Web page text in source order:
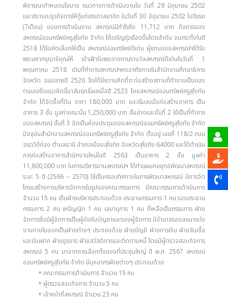
พิจารณากำหนดนโยบาย แนวทางการดำเนินงานใน วันที่ 29 มิถุนายน 2502
และประกอบธุรกิจการให้กู้แก่บรรดาสมาชิก ในวันที่ 30 มิถุนายน 2502 ในปีแรก
(7เดือน) ของการดำเนินงาน สหกรณ์มีกำไรถึง 11,712 บาท กิจการของ
สหกรณ์ออมทรัพย์ครูสุโขทัย จำกัด ได้เจริญรุ่งเรืองขึ้นโดยลำดับ จนกระทั่งในปี
2518 ได้รับคัดเลือกให้เป็น สหกรณ์ออมทรัพย์ดีเด่น ผู้แทนของสหกรณ์ฯได้รับ
พระมหากรุณาธิคุณให้ เข้าเฝ้ารับพระราชทานรางวัลสหกรณ์ดีเด่นในวันที่ 1
พฤษภาคม 2518 เดิมที่ทำการสหกรณ์ฯคงอาศัยภายในสำนักงานศึกษาธิการ
จังหวัด จนปลายปี 2520 จึงได้มีความคิดที่จะก่อสร้างสถานที่ทำงานเป็นของ
ตนเองซึ่งแนวคิดนี้มาสัมฤทธิ์ผลเมื่อปี 2523 โดยสหกรณ์ออมทรัพย์ครูสุโขทัย
จำกัด ได้จัดซื้อที่ดิน ราคา 180,000 บาท และเริ่มลงมือก่อสร้างอาคาร เป็น
อาคาร 3 ชั้น มูลค่าขณะนั้น 1,250,000 บาท ชั้นล่างและชั้นที่ 2 ใช้เป็นที่ทำการ
ของสหกรณ์ ชั้นที่ 3 จัดเป็นห้องประชุมของสหกรณ์ออมทรัพย์ครูสุโขทัย จำกัด
ปัจจุบันสำนักงานสหกรณ์ออมทรัพย์ครูสุโขทัย จำกัด ตั้งอยู่ เลขที่ 118/2 ถนน
จรดวิถีถ่อง ตำบลธานี อำเภอเมืองสุโขทัย จังหวัดสุโขทัย 64000 และได้ดำเนิน
การก่อสร้างอาคารสำนักงานใหม่ในปี 2563 เป็นอาคาร 2 ชั้น มูลค่า
11,600,000 บาท ในการบริหารงานสหกรณ์ฯ ได้ทำแผนกลยุทธ์พัฒนาสหกรณ์
ระยะ 5 ปี (2566 – 2570) ใช้เป็นกรอบทิศทางในการพัฒนาสหกรณ์ มีการจัด
โครงสร้างการบริหารจัดการในรูปของคณะกรรมการ มีคณะกรรมการดำเนินการ
จำนวน 15 คน เป็นฝ่ายบริหารประกอบด้วย ประธานกรรมการ 1 คน รองประธาน
กรรมการ 2 คน เหรัญญิก 1 คน เลขานุการ 1 คน ที่เหลือเป็นกรรมการ ฝ่าย
จัดการซึ่งมีผู้จัดการเป็นผู้บังคับบัญชาและรองผู้จัดการ มีอำนาจรองลงมาแบ่ง
งานภายในออกเป็นฝ่ายต่างๆ ประกอบด้วย ฝ่ายบัญชี ฝ่ายการเงิน ฝ่ายสินเชื่อ
และเงินฝาก ฝ่ายธุรการ ฝ่ายสวัสดิการและติดตามหนี้ โดยมีผู้ตรวจสอบกิจการ
สหกรณ์ 5 คน มาจากการเลือกตั้งของที่ประชุมใหญ่ ปี พ.ศ. 2567 สหกรณ์
ออมทรัพย์ครูสุโขทัย จำกัด มีบุคลากรฝ่ายต่างๆ ประกอบด้วย
+ คณะกรรมการดำเนินการ จำนวน 15 คน
+ ผู้ตรวจสอบกิจการ จำนวน 5 คน
+ เจ้าหน้าที่สหกรณ์ จำนวน 23 คน